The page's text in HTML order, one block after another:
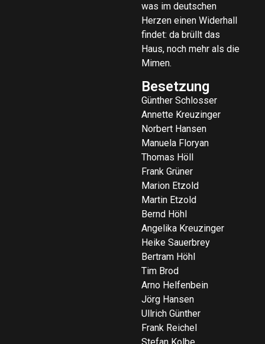
was im deutschen
Herzen einen Widerhall
findet: da brüllt das
Haus, noch mehr als die
Mimen.
Besetzung
Günther Schlosser
Annette Kreuzinger
Norbert Hansen
Manuela Floryan
Thomas Höll
Frank Grüner
Marion Etzold
Martin Etzold
Bernd Höhl
Angelika Kreuzinger
Heike Sauerbrey
Bertram Höhl
Tim Brod
Arno Helfenbein
Jörg Hansen
Ullrich Günther
Frank Reichel